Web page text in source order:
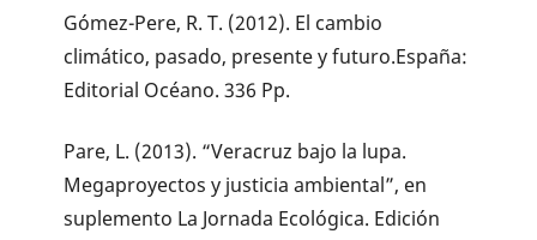
Gómez-Pere, R. T. (2012). El cambio
climático, pasado, presente y futuro.España:
Editorial Océano. 336 Pp.
Pare, L. (2013). “Veracruz bajo la lupa.
Megaproyectos y justicia ambiental”, en
suplemento La Jornada Ecológica. Edición